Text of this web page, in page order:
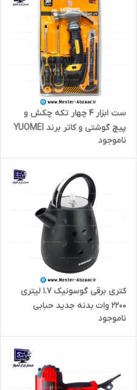
ست ابزار 4 چهار تکه چکش و
پیچ گوشتی و کاتر برند YUOMEI
ناموجود
کتری برقی گوسونیک 1.7 لیتری
2200 وات بدنه جدید حبابی
GSC-505
ناموجود